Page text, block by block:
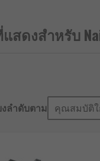
most commonly
including
body. A
two materials.
likely to move.
สดงสำหรับ
งลำดับตาม คุณสมบัติใ